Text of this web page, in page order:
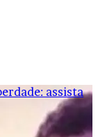
assista